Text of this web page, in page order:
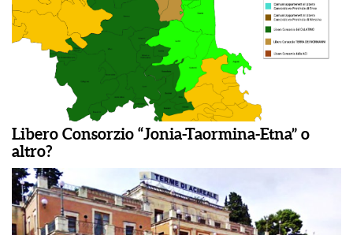
Libero Consorzio “Jonia-Taormina-Etna” o
altro?